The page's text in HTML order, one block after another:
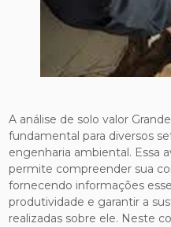
A análise de solo valor
fundamental para diversos
engenharia ambiental. Essa
permite compreender sua
fornecendo informações
produtividade e garantir a
realizadas sobre ele. Neste